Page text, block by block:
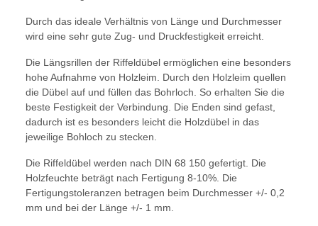
Durch das ideale Verhältnis von Länge und Durchmesser
wird eine sehr gute Zug- und Druckfestigkeit erreicht.
Die Längsrillen der Riffeldübel ermöglichen eine besonders
hohe Aufnahme von Holzleim. Durch den Holzleim quellen
die Dübel auf und füllen das Bohrloch. So erhalten Sie die
beste Festigkeit der Verbindung. Die Enden sind gefast,
dadurch ist es besonders leicht die Holzdübel in das
jeweilige Bohloch zu stecken.
Die Riffeldübel werden nach DIN 68 150 gefertigt. Die
Holzfeuchte beträgt nach Fertigung 8-10%. Die
Fertigungstoleranzen betragen beim Durchmesser +/- 0,2
mm und bei der Länge +/- 1 mm.